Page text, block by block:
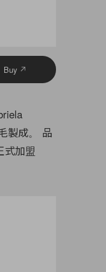
Buy
製成。 品
式加盟